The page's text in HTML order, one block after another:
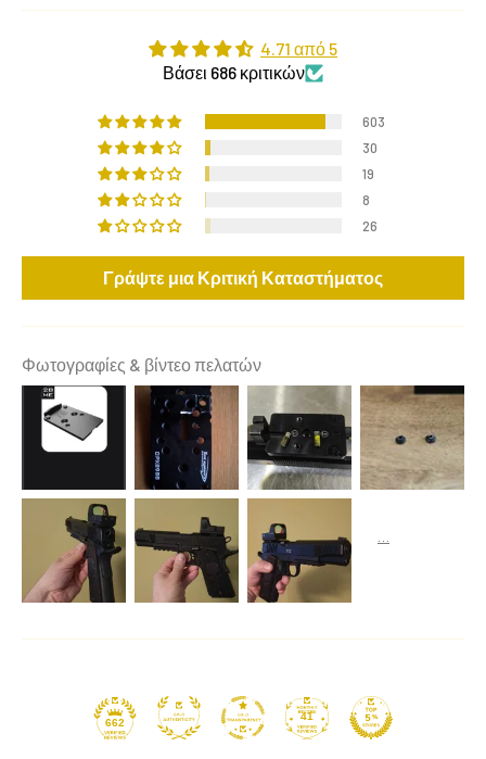
4.71 από 5
Βάσει 686 κριτικών
603
30
19
8
26
Γράψτε μια Κριτική Καταστήματος
Φωτογραφίες & βίντεο πελατών
662
41